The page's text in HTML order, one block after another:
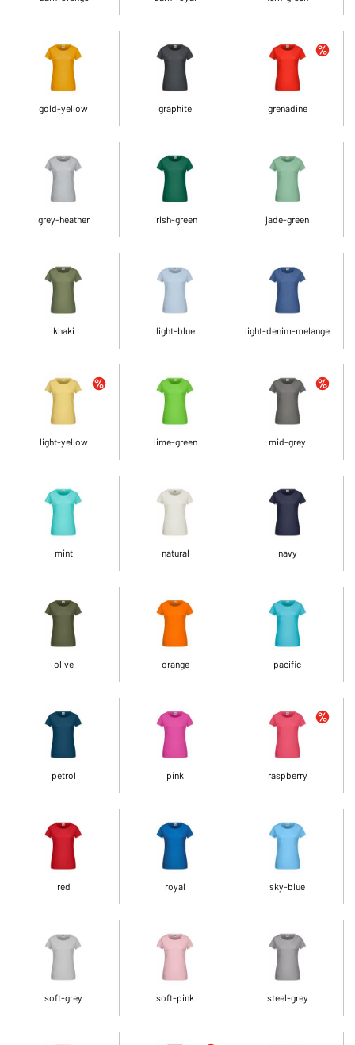
gold-yellow graphite grenadine
grey-heather irish-green jade-green
khaki light-blue light-denim-melange
light-yellow lime-green mid-grey
mint natural navy
olive orange pacific
petrol pink raspberry
red royal sky-blue
soft-grey soft-pink steel-grey